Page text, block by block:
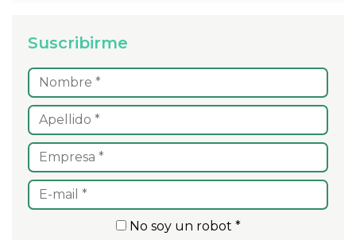
Suscribirme
No soy un robot *